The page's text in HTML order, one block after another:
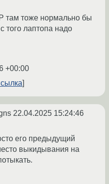
там тоже нормально бы
того лаптопа надо
+00:00
22.04.2025 15:24:46
его предыдущий
выкидывания на